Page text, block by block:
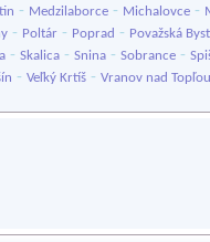
- Medzilaborce - Michalovce -
- Poltár - Poprad - Považská
- Skalica - Snina - Sobrance -
- Veľký Krtíš - Vranov nad Topľou